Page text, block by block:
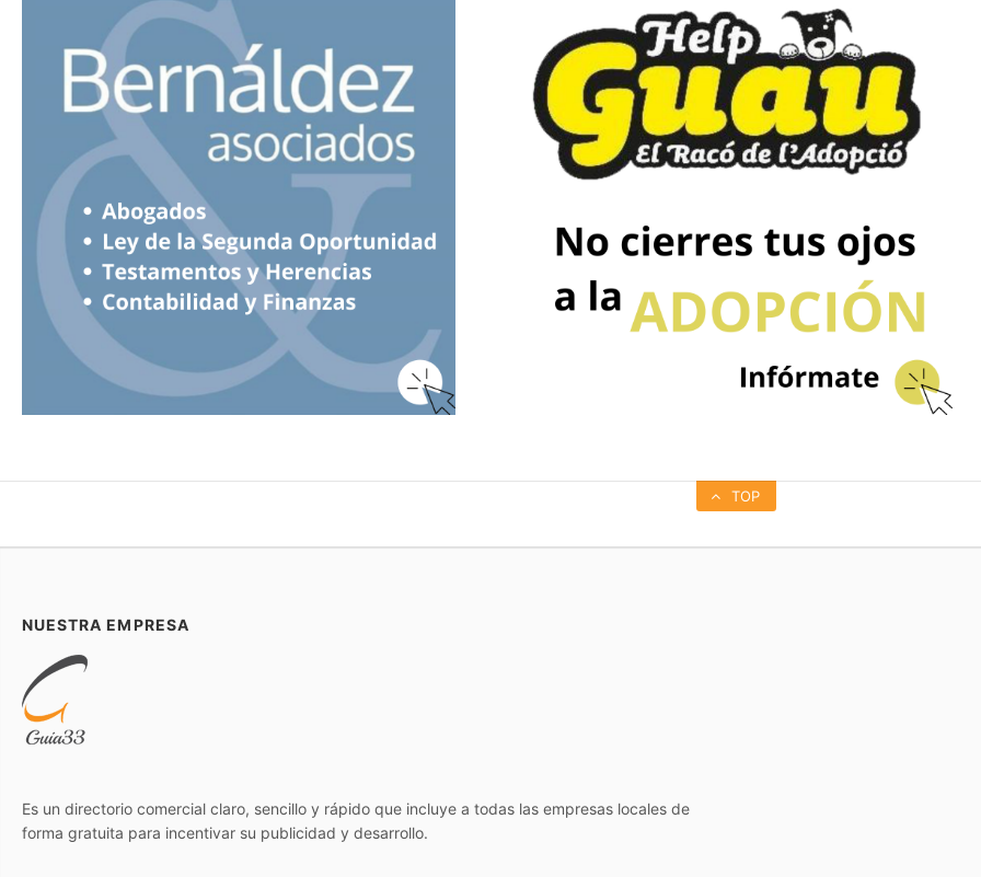
TOP
NUESTRA EMPRESA
Es un directorio comercial claro, sencillo y rápido que incluye a todas las empresas locales de
forma gratuita para incentivar su publicidad y desarrollo.